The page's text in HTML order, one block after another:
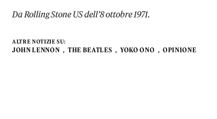
Da Rolling Stone US dell’8 ottobre 1971.
ALTRE NOTIZIE SU:
JOHN LENNON THE BEATLES YOKO ONO OPINIONE